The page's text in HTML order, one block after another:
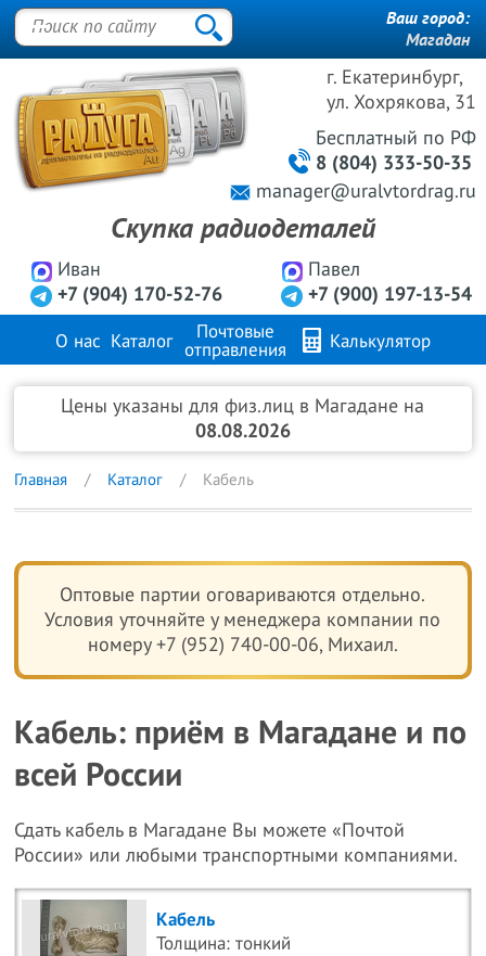
г. Екатеринбург,
ул. Хохрякова, 31
Иван
+7 (904) 170-52-76
Павел
+7 (900) 197-13-54
Бесплатный по РФ
8 (804) 333-50-35
manager@uralvtordrag.ru
Скупка радиодеталей
Ваш город:
Магадан
О нас Каталог
Почтовые
отправления
Калькулятор
Продажа металлов Контакты
Цены указаны для физ.лиц в Магадане на
08.08.2026
Главная Каталог Кабель
Оптовые партии оговариваются отдельно.
Условия уточняйте у менеджера компании по
номеру +7 (952) 740-00-06, Михаил.
Кабель: приём в Магадане и по
всей России
Сдать кабель в Магадане Вы можете «Почтой
России» или любыми транспортными компаниями.
Кабель
Толщина: тонкий